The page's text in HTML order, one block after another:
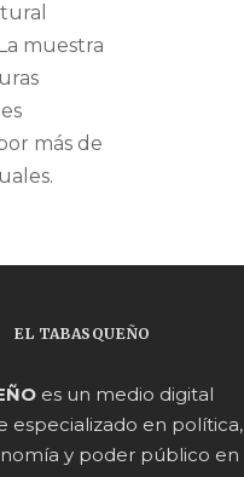
muestra
más de
EL TABASQUEÑO
es un medio digital
especializado en política,
y poder público en